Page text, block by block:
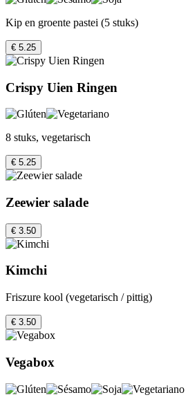
Kip en groente pastei (5 stuks)
€ 5.25
Crispy Uien Ringen
8 stuks, vegetarisch
€ 5.25
Zeewier salade
€ 3.50
Kimchi
Friszure kool (vegetarisch / pittig)
€ 3.50
Vegabox